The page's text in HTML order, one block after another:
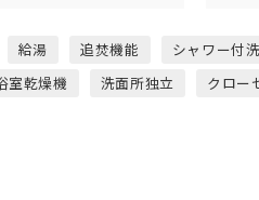
給湯 追焚機能 シャワー付
室乾燥機 洗面所独立 クロー